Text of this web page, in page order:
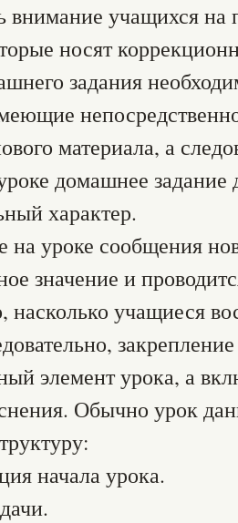
внимание учащихся на
носят
задания
материала, а
домашнее задание
характер.
на уроке сообщения
значение и
насколько учащиеся
элемент урока, а
Обычно урок
начала урока.